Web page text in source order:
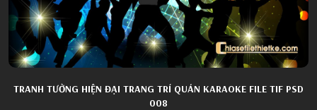
TRANH TƯỜNG HIỆN ĐẠI TRANG TRÍ QUÁN KARAOKE FILE TIF PSD
008